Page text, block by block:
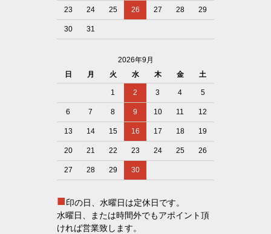
23 24 25 26 27 28 29
30 31
2026年9月
日
月 火 水 木 金 土
1 2 3 4 5
6 7 8 9 10 11 12
13 14 15 16 17 18 19
20 21 22 23 24 25 26
27 28 29 30
■印の日、水曜日は定休日です。
水曜日、または時間外でもアポイント頂
ければ営業致します。